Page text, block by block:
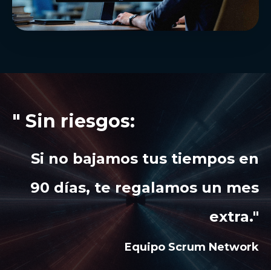
" Sin riesgos:
Si no bajamos tus tiempos en
90 días, te regalamos un mes
extra."
Equipo Scrum Network